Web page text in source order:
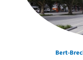
Bert-